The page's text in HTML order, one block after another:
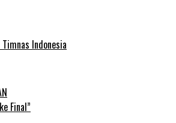
Timnas Indonesia
Final”